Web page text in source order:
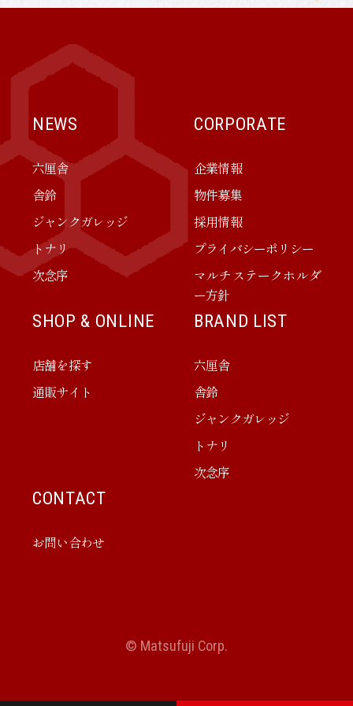
NEWS
六厘舎
舎鈴
ジャンクガレッジ
トナリ
次念序
CORPORATE
企業情報
物件募集
採用情報
プライバシーポリシー
マルチステークホルダ
ー方針
SHOP & ONLINE
店舗を探す
通販サイト
BRAND LIST
六厘舎
舎鈴
ジャンクガレッジ
トナリ
次念序
CONTACT
お問い合わせ
© Matsufuji Corp.